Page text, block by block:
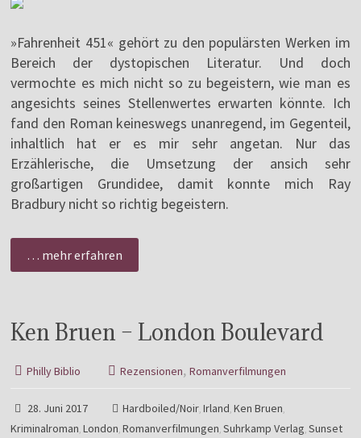
»Fahrenheit 451« gehört zu den populärsten Werken im
Bereich der dystopischen Literatur. Und doch
vermochte es mich nicht so zu begeistern, wie man es
angesichts seines Stellenwertes erwarten könnte. Ich
fand den Roman keineswegs unanregend, im Gegenteil,
inhaltlich hat er es mir sehr angetan. Nur das
Erzählerische, die Umsetzung der ansich sehr
großartigen Grundidee, damit konnte mich Ray
Bradbury nicht so richtig begeistern.
… mehr erfahren
Ken Bruen – London Boulevard
Philly Biblio Rezensionen,Romanverfilmungen
28. Juni 2017 Hardboiled/Noir ,Irland ,Ken Bruen
Kriminalroman ,London ,Romanverfilmungen ,Suhrkamp Verlag ,Sunset